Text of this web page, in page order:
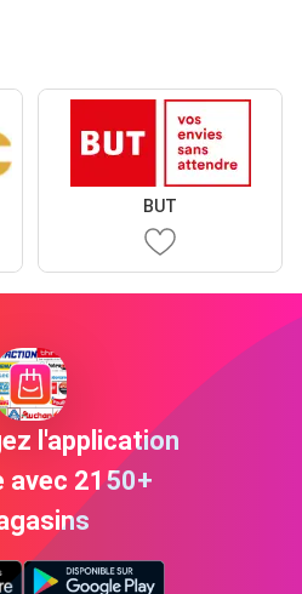
BUT
l'application
avec 2150+